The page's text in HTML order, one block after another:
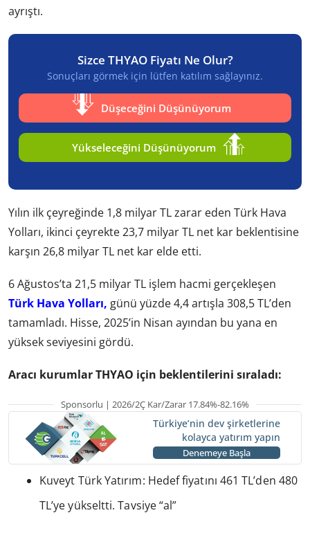
ayrıştı.
Sizce THYAO Fiyatı Ne Olur?
Sonuçları görmek için lütfen katılım sağlayınız.
Düşeceğini Düşünüyorum
Yükseleceğini Düşünüyorum
Yılın ilk çeyreğinde 1,8 milyar TL zarar eden Türk Hava
Yolları, ikinci çeyrekte 23,7 milyar TL net kar beklentisine
karşın 26,8 milyar TL net kar elde etti.
6 Ağustos’ta 21,5 milyar TL işlem hacmi gerçekleşen
Türk Hava Yolları, günü yüzde 4,4 artışla 308,5 TL’den
tamamladı. Hisse, 2025’in Nisan ayından bu yana en
yüksek seviyesini gördü.
Aracı kurumlar THYAO için beklentilerini sıraladı:
Sponsorlu | 2026/2Ç Kar/Zarar 17.84%-82.16%
Türkiye’nin dev şirketlerine
kolayca yatırım yapın
Denemeye Başla
Kuveyt Türk Yatırım: Hedef fiyatını 461 TL’den 480
TL’ye yükseltti. Tavsiye “al”